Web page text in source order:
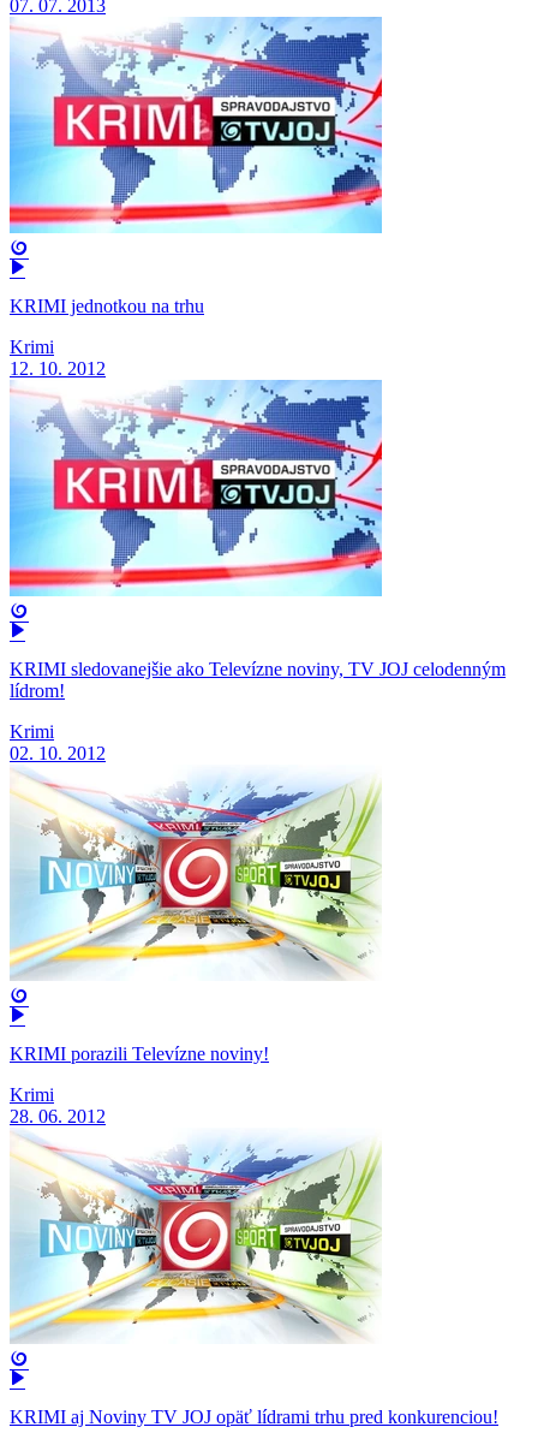
07. 07. 2013
KRIMI jednotkou na trhu
Krimi
12. 10. 2012
KRIMI sledovanejšie ako Televízne noviny, TV JOJ celodenným
lídrom!
Krimi
02. 10. 2012
KRIMI porazili Televízne noviny!
Krimi
28. 06. 2012
KRIMI aj Noviny TV JOJ opäť lídrami trhu pred konkurenciou!